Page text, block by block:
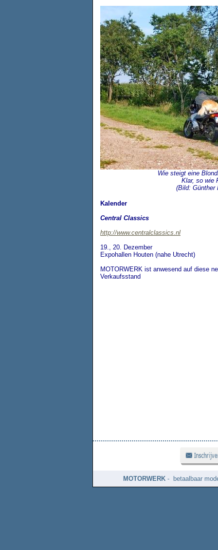
Wie steigt eine
Klar, so wie
(Bild: Günther
Kalender
Central Classics
http://www.centralclassics.nl
19., 20. Dezember
Expohallen Houten (nahe Utrecht)
MOTORWERK ist anwesend auf diese
Verkaufsstand
MOTORWERK- betaalbaar